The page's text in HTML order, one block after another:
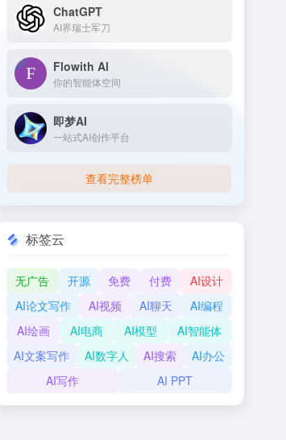
ChatGPT
AI界瑞士军刀
Flowith Al
你的智能体空间
即梦AI
一站式AI创作平台
查看完整榜单
标签云
无广告 开源 免费 付费
AI设计
AI论文写作
AI视频 AI聊天
AI编程
AI绘画
AI电商 AI模型
AI智能体
AI文案写作
AI数字人 AI搜索
AI办公
AI写作
AI PPT